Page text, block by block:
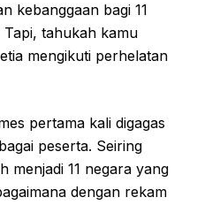
kebanggaan bagi 11
tahukah kamu
mengikuti perhelatan
pertama kali digagas
peserta. Seiring
menjadi 11 negara yang
dengan rekam